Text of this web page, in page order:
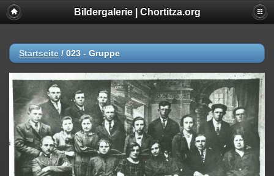
Bildergalerie | Chortitza.org
Startseite / 023 - Gruppe